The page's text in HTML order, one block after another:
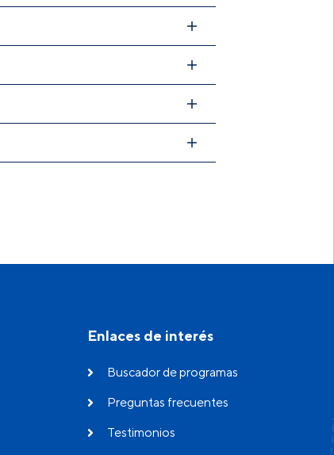
Enlaces de interés
Buscador de programas
Preguntas frecuentes
Testimonios